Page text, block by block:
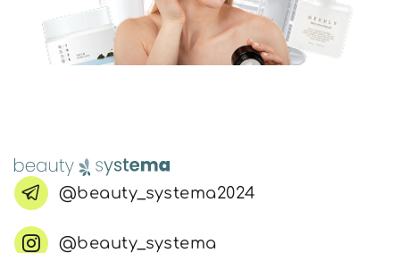
@beauty_systema2024
@beauty_systema